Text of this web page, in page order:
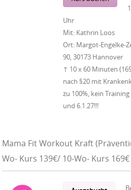
Uhr
Mit: Kathrin Loos
Ort: Margot-Engelke-
90, 30173 Hannover
↑ 10 x 60 Minuten
nach §20 mit
zu 100%, kein Training
und 6.1.27!!!
Mama Fit Workout Kraft
Wo- Kurs 139€/ 10-Wo- Kurs 169€